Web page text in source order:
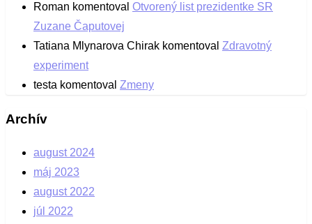
Roman komentoval Otvorený list prezidentke SR
Zuzane Čaputovej
Tatiana Mlynarova Chirak komentoval Zdravotný
experiment
testa komentoval Zmeny
Archív
august 2024
máj 2023
august 2022
júl 2022